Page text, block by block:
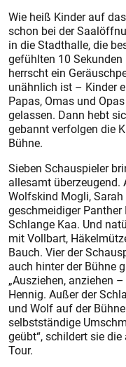
Wie heiß Kinder auf
schon bei der
in die Stadthalle, die
gefühlten 10
herrscht ein
unähnlich ist – Kinder
Papas, Omas und
gelassen. Dann hebt
gebannt verfolgen die
Bühne.
Sieben Schauspieler
allesamt
Wolfskind Mogli,
geschmeidiger
Schlange Kaa. Und
mit Vollbart,
Bauch. Vier der
auch hinter der Bühne
„Ausziehen, anziehen
Hennig. Außer der
und Wolf auf der
selbstständige
geübt“, schildert sie
Tour.